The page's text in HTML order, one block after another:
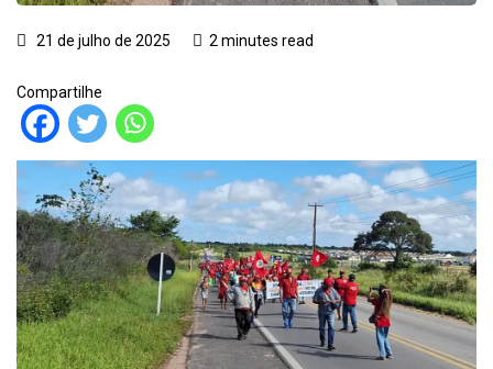
21 de julho de 2025 2 minutes read
Compartilhe